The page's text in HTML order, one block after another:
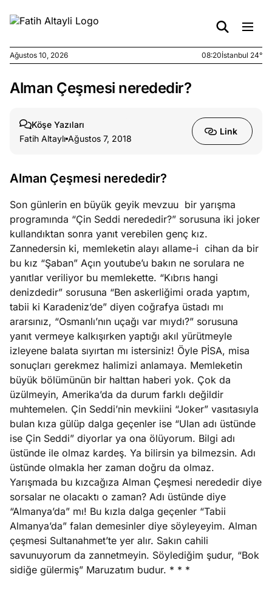
Ağustos
değil
Ağustos
7, 2026
kirli
kimler
Ağustos
6, 2026
yasalar
Köşe
Yazıları
Spor
Yazıları
Yazıları
Ağustos 10, 2026 08:20İstanbul 24°
Alman Çeşmesi nerededir?
Köşe Yazıları
Fatih Altaylı Ağustos 7, 2018
Link
Alman Çeşmesi nerededir?
Son günlerin en büyük geyik mevzuu bir yarışma
programında “Çin Seddi nerededir?” sorusuna iki joker
kullandıktan sonra yanıt verebilen genç kız.
Zannedersin ki, memleketin alayı allame-i cihan da bir
bu kız “Şaban” Açın youtube’u bakın ne sorulara ne
yanıtlar veriliyor bu memlekette. “Kıbrıs hangi
denizdedir” sorusuna “Ben askerliğimi orada yaptım,
tabii ki Karadeniz’de” diyen coğrafya üstadı mı
ararsınız, “Osmanlı’nın uçağı var mıydı?” sorusuna
yanıt vermeye kalkışırken yaptığı akıl yürütmeyle
izleyene balata sıyırtan mı istersiniz! Öyle PİSA, misa
sonuçları gerekmez halimizi anlamaya. Memleketin
büyük bölümünün bir halttan haberi yok. Çok da
üzülmeyin, Amerika’da da durum farklı değildir
muhtemelen. Çin Seddi’nin mevkiini “Joker” vasıtasıyla
bulan kıza gülüp dalga geçenler ise “Ulan adı üstünde
ise Çin Seddi” diyorlar ya ona ölüyorum. Bilgi adı
üstünde ile olmaz kardeş. Ya bilirsin ya bilmezsin. Adı
üstünde olmakla her zaman doğru da olmaz.
Yarışmada bu kızcağıza Alman Çeşmesi nerededir diye
sorsalar ne olacaktı o zaman? Adı üstünde diye
“Almanya’da” mı! Bu kızla dalga geçenler “Tabii
Almanya’da” falan demesinler diye söyleyeyim. Alman
çeşmesi Sultanahmet’te yer alır. Sakın cahili
savunuyorum da zannetmeyin. Söylediğim şudur, “Bok
sidiğe gülermiş” Maruzatım budur. * * *